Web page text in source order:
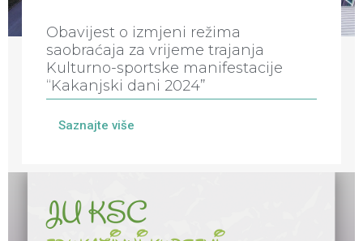
Obavijest o izmjeni režima
saobraćaja za vrijeme trajanja
Kulturno-sportske manifestacije
“Kakanjski dani 2024”
Saznajte više